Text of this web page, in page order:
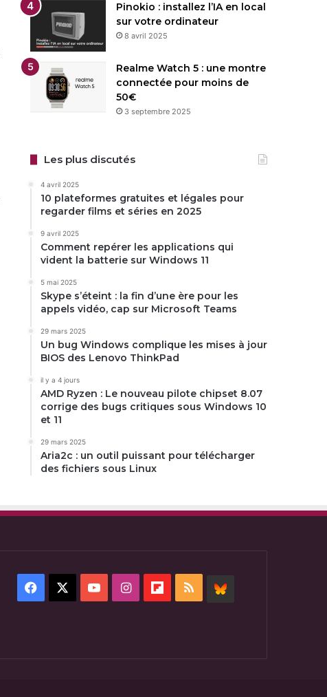
Pinokio : installez l’IA en local
sur votre ordinateur
8 avril 2025
Realme Watch 5 : une montre
connectée pour moins de
50€
3 septembre 2025
Les plus discutés
4 avril 2025
10 plateformes gratuites et légales pour
regarder films et séries en 2025
9 avril 2025
Comment repérer les applications qui
vident la batterie sur Windows 11
5 mai 2025
Skype s’éteint : la fin d’une ère pour les
appels vidéo, cap sur Microsoft Teams
29 mars 2025
Un bug Windows complique les mises à jour
BIOS des Lenovo ThinkPad
il y a 4 jours
AMD Ryzen : Le nouveau pilote chipset 8.07
corrige des bugs critiques sous Windows 10
et 11
29 mars 2025
Aria2c : un outil puissant pour télécharger
des fichiers sous Linux
Facebook YouTubeInstagramFlipboard
RSS